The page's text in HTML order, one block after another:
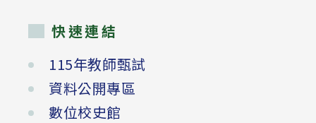
快速連結
115年教師甄試
資料公開專區
數位校史館